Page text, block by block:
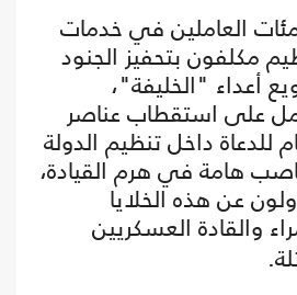
العاملين في خدمات
مكلفون بتحفيز الجنود
أعداء "الخليفة"،
على استقطاب عناصر
للدعاة داخل تنظيم الدولة
هامة في هرم القيادة،
عن هذه الخلايا
والقادة العسكريين